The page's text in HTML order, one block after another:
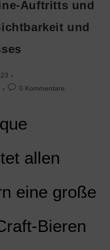
Auftritts und
und
0 Kommentare
allen
eine große
Bieren